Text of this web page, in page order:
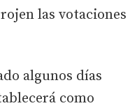
las votaciones
algunos días
como